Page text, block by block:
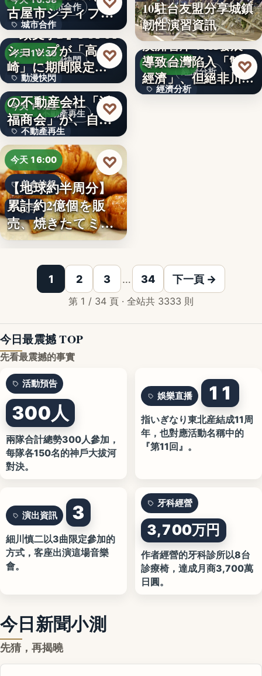
城市合作
城市合作
文字
古屋市シティプロ
モーシ…
動漫快閃
今天 16:30
動漫快閃
366
『頭文字D』POPUP
ショップが「高
崎」に期間限定で
登場…
♡
不動產再生
今天 16:22
不動產再生
文字
1970年創業の長崎
の不動産会社「浜
福商会」が、自ら
再生…
♡
今天 16:00
美食快報
文字
【地球約半周分】
累計約2億個を販
売、焼きたてミニ
クロワッ…
♡
10
10駐台友盟分享城鎮
韌性演習資訊
經濟分析
昨天 18:54
經濟分析
澳洲智庫：AI發展
導致台灣陷入「雙速
經濟」、但絕非川普
所…
♡
1 2 3 … 34 下一頁 →
第 1 / 34 頁 · 全站共 3333 則
今日最震撼 TOP
先看最震撼的事實
活動預告
300人
兩隊合計總勢300人參加，
每隊各150名的神戶大拔河
對決。
娛樂直播 11
指いぎなり東北産結成11周
年，也對應活動名稱中的
『第11回』。
演出資訊 3
細川慎二以3曲限定參加的
方式，客座出演這場音樂
會。
牙科經營
3,700万円
作者經營的牙科診所以8台
診療椅，達成月商3,700萬
日圓。
今日新聞小測
先猜，再揭曉